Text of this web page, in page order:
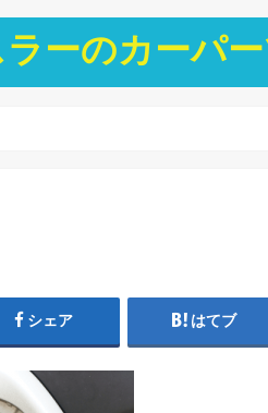
ーのカーパ
シェア はてブ